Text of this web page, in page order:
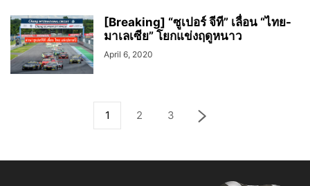
[Breaking] “ซูเปอร์ จีที” เลื่อน “ไทย-
มาเลเซีย” โยกแข่งฤดูหนาว
April 6, 2020
1 2 3